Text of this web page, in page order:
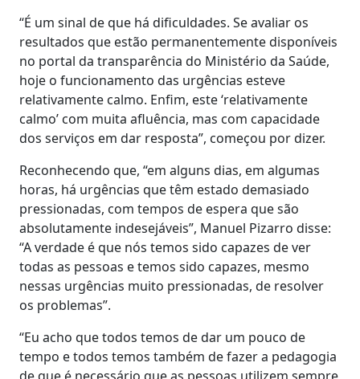
“É um sinal de que há dificuldades. Se avaliar os
resultados que estão permanentemente disponíveis
no portal da transparência do Ministério da Saúde,
hoje o funcionamento das urgências esteve
relativamente calmo. Enfim, este ‘relativamente
calmo’ com muita afluência, mas com capacidade
dos serviços em dar resposta”, começou por dizer.
Reconhecendo que, “em alguns dias, em algumas
horas, há urgências que têm estado demasiado
pressionadas, com tempos de espera que são
absolutamente indesejáveis”, Manuel Pizarro disse:
“A verdade é que nós temos sido capazes de ver
todas as pessoas e temos sido capazes, mesmo
nessas urgências muito pressionadas, de resolver
os problemas”.
“Eu acho que todos temos de dar um pouco de
tempo e todos temos também de fazer a pedagogia